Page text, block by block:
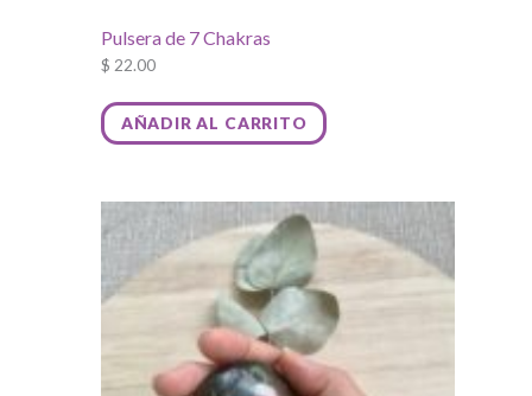
Pulsera de 7 Chakras
$ 22.00
AÑADIR AL CARRITO